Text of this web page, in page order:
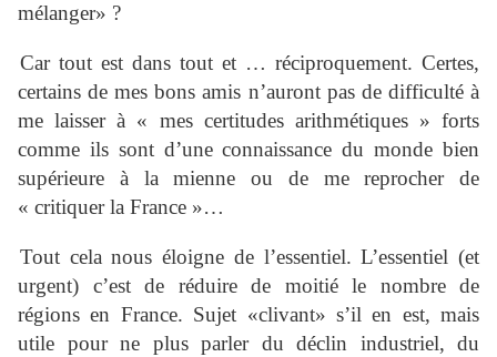
mélanger» ?
Car tout est dans tout et … réciproquement. Certes,
certains de mes bons amis n’auront pas de difficulté à
me laisser à « mes certitudes arithmétiques » forts
comme ils sont d’une connaissance du monde bien
supérieure à la mienne ou de me reprocher de
« critiquer la France »…
Tout cela nous éloigne de l’essentiel. L’essentiel (et
urgent) c’est de réduire de moitié le nombre de
régions en France. Sujet «clivant» s’il en est, mais
utile pour ne plus parler du déclin industriel, du